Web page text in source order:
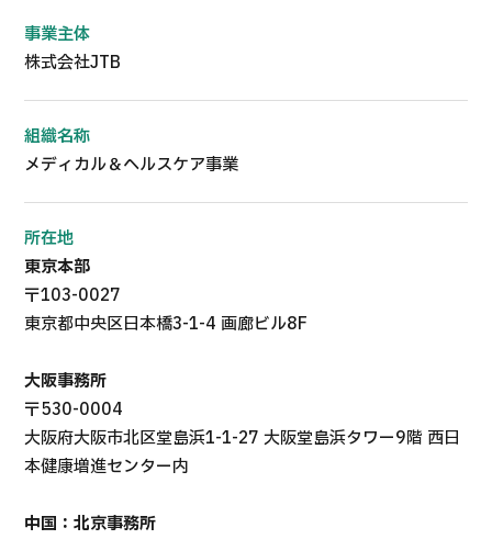
事業主体
株式会社JTB
組織名称
メディカル＆ヘルスケア事業
所在地
東京本部
〒103-0027
東京都中央区日本橋3-1-4 画廊ビル8F
大阪事務所
〒530-0004
大阪府大阪市北区堂島浜1-1-27 大阪堂島浜タワー9階 西日
本健康増進センター内
中国：北京事務所